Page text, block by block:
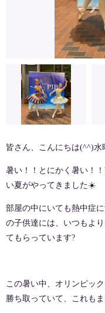
皆さん、こんにちは(^^)水
暑い！！とにかく暑い！！
い夏がやってきました☀️
部屋の中にいても熱中症
の子供達には、いつもよ
てもらっています?
この暑い中、オリンピッ
勝ち取っていて、これもま